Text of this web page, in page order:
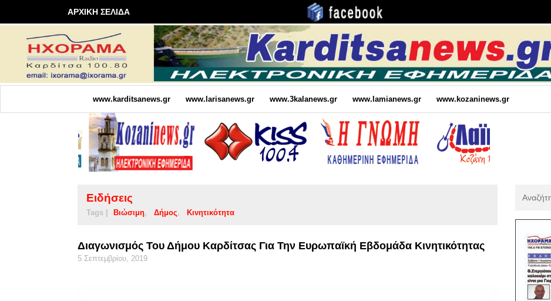
ΑΡΧΙΚΗ ΣΕΛΙΔΑ
www.karditsanews.gr www.larisanews.gr www.3kalanews.gr www.lamianews.gr www.kozaninews.gr
Ειδήσεις
Tags | Βιώσιμη Δήμος Κινητικότητα
Διαγωνισμός Του Δήμου Καρδίτσας Για Την Ευρωπαϊκή Εβδομάδα Κινητικότητας
5 Σεπτεμβρίου, 2019
: